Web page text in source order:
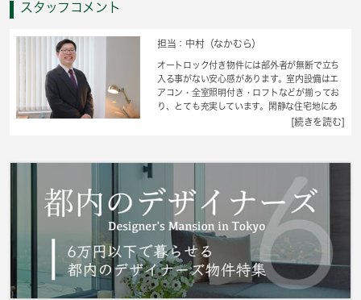
スタッフコメント
担当：中村（なかむら）
オートロック付き物件には部外者が無断で立ち
入る事がない安心感があります。室内設備はエ
アコン・全室照明付き・ロフトなどが揃ってお
り、とても充実しています。閑静な住宅地にあ
る物件です。初期費用はカードで決済いただけ
い、魅力が詰まったアパートです。 城南コミ
取り扱っております。住まい探しをするのであ
れば、当社をご活用ください。
[続きを読む]